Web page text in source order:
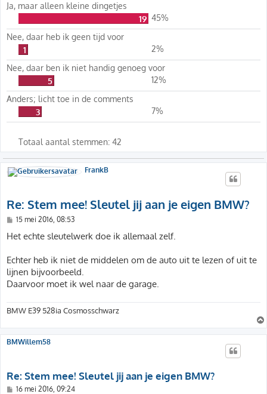
Ja, maar alleen kleine dingetjes
19 45%
Nee, daar heb ik geen tijd voor
1
2%
Nee, daar ben ik niet handig genoeg voor
5
12%
Anders; licht toe in de comments
3
7%
Totaal aantal stemmen: 42
FrankB
Re: Stem mee! Sleutel jij aan je eigen BMW?
B
r
i
h
t
15 mei 2016, 08:53
Het echte sleutelwerk doe ik allemaal zelf.
Echter heb ik niet de middelen om de auto uit te lezen of uit te
lijnen bijvoorbeeld.
Daarvoor moet ik wel naar de garage.
BMW E39 528ia Cosmosschwarz
BMWillem58
Re: Stem mee! Sleutel jij aan je eigen BMW?
B16 mei 2016, 09:24